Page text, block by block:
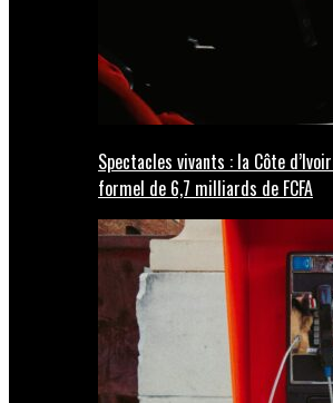
Spectacles vivants : la Côte
formel de 6,7 milliards de FCFA